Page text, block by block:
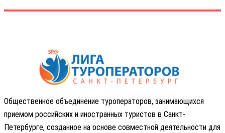
Общественное объединение туроператоров, занимающихся
приемом российских и иностранных туристов в Санкт-
Петербурге, созданное на основе совместной деятельности для